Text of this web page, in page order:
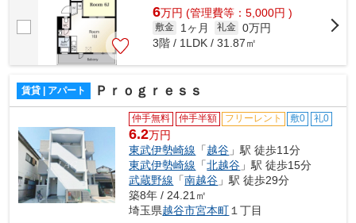
6万円 (管理費等：5,000円 )
敷金 1ヶ月 礼金 0万円
3階 / 1LDK / 31.87㎡
賃貸 | アパート Ｐｒｏｇｒｅｓｓ
仲手無料 仲手半額 フリーレント 敷0 礼0
6.2万円
東武伊勢崎線 「越谷 」駅 徒歩11分
東武伊勢崎線 「北越谷 」駅 徒歩15分
武蔵野線 「南越谷 」駅 徒歩29分
築8年 / 24.21㎡
埼玉県越谷市宮本町 １丁目